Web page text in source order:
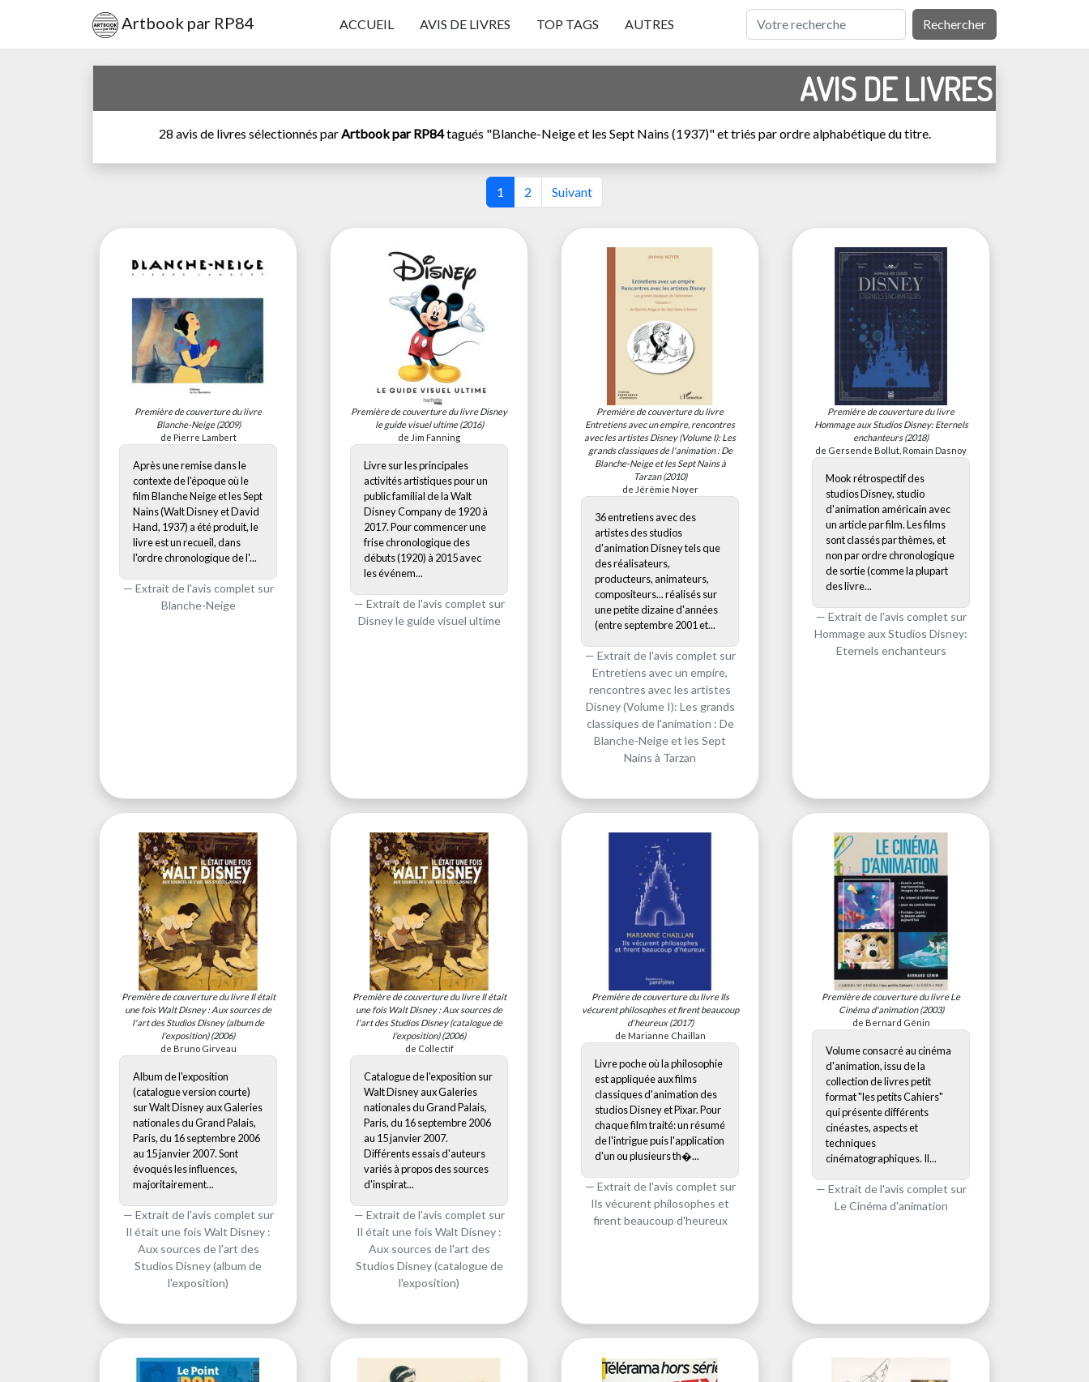
Artbook par RP84 ACCUEIL AVIS DE LIVRES TOP TAGS AUTRES Rechercher
AVIS DE LIVRES
28 avis de livres sélectionnés parArtbook par RP84tagués "Blanche-Neige et les Sept Nains (1937)" et triés par ordre alphabétique du titre.
1 2 Suivant
Première de couverture du livre
Blanche-Neige(2009)
de Pierre Lambert
Après une remise dans le
contexte de l'époque où le
film Blanche Neige et les Sept
Nains (Walt Disney et David
Hand, 1937) a été produit, le
livre est un recueil, dans
l'ordre chronologique de l'...
Extrait de l'avis complet sur
Blanche-Neige
Première de couverture du livreDisney
le guide visuel ultime(2016)
de Jim Fanning
Livre sur les principales
activités artistiques pour un
public familial de la Walt
Disney Company de 1920 à
2017. Pour commencer une
frise chronologique des
débuts (1920) à 2015 avec
les événem...
Extrait de l'avis complet sur
Disney le guide visuel ultime
Première de couverture du livre
Entretiens avec un empire, rencontres
avec les artistes Disney (Volume I): Les
grands classiques de l'animation : De
Blanche-Neige et les Sept Nains à
Tarzan(2010)
de Jérémie Noyer
36 entretiens avec des
artistes des studios
d'animation Disney tels que
des réalisateurs,
producteurs, animateurs,
compositeurs... réalisés sur
une petite dizaine d'années
(entre septembre 2001 et...
Extrait de l'avis complet sur
Entretiens avec un empire,
rencontres avec les artistes
Disney (Volume I): Les grands
classiques de l'animation : De
Blanche-Neige et les Sept
Nains à Tarzan
Première de couverture du livre
Hommage aux Studios Disney: Eternels
enchanteurs(2018)
de Gersende Bollut, Romain Dasnoy
Mook rétrospectif des
studios Disney, studio
d'animation américain avec
un article par film. Les films
sont classés par thèmes, et
non par ordre chronologique
de sortie (comme la plupart
des livre...
Extrait de l'avis complet sur
Hommage aux Studios Disney:
Eternels enchanteurs
Première de couverture du livreIl était
une fois Walt Disney : Aux sources de
l'art des Studios Disney (album de
l'exposition)(2006)
de Bruno Girveau
Album de l'exposition
(catalogue version courte)
sur Walt Disney aux Galeries
nationales du Grand Palais,
Paris, du 16 septembre 2006
au 15 janvier 2007. Sont
évoqués les influences,
majoritairement...
Extrait de l'avis complet sur
Il était une fois Walt Disney :
Aux sources de l'art des
Studios Disney (album de
l'exposition)
Première de couverture du livreIl était
une fois Walt Disney : Aux sources de
l'art des Studios Disney (catalogue de
l'exposition)(2006)
de Collectif
Catalogue de l'exposition sur
Walt Disney aux Galeries
nationales du Grand Palais,
Paris, du 16 septembre 2006
au 15 janvier 2007.
Différents essais d'auteurs
variés à propos des sources
d'inspirat...
Extrait de l'avis complet sur
Il était une fois Walt Disney :
Aux sources de l'art des
Studios Disney (catalogue de
l'exposition)
Première de couverture du livreIls
vécurent philosophes et firent beaucoup
d'heureux(2017)
de Marianne Chaillan
Livre poche où la philosophie
est appliquée aux films
classiques d'animation des
studios Disney et Pixar. Pour
chaque film traité: un résumé
de l'intrigue puis l'application
d'un ou plusieurs th�...
Extrait de l'avis complet sur
Ils vécurent philosophes et
firent beaucoup d'heureux
Première de couverture du livreLe
Cinéma d'animation(2003)
de Bernard Génin
Volume consacré au cinéma
d'animation, issu de la
collection de livres petit
format "les petits Cahiers"
qui présente différents
cinéastes, aspects et
techniques
cinématographiques. Il...
Extrait de l'avis complet sur
Le Cinéma d'animation